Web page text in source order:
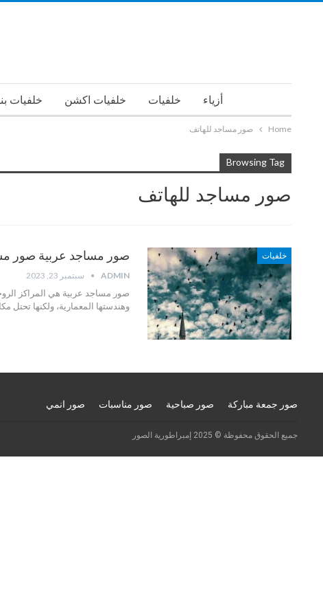
أزياء خلفيات خلفيات اكشن خلفيات
Home صور مساجد للهاتف
Browsing Tag
صور مساجد للهاتف
خلفيات صور مساجد عربية صور
ADMIN سبتمبر 23, 2023
صور مساجد عربية هي المراكز
وهندستها المعمارية، ولكنها
صور جمعة مباركة صور صباحية صور مناسبات صور انمي
جميع الحقوق محفوظة © 2025 إمبراطورية الصور